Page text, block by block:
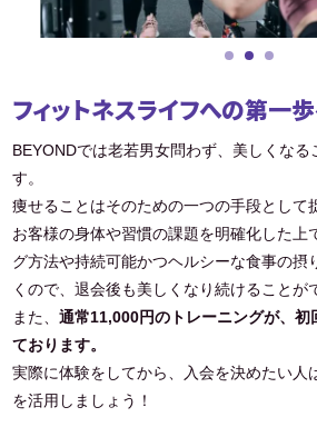
フィットネスライフへの第一歩
BEYONDでは老若男女問わず、美しくなる
す。
痩せることはそのための一つの手段として
お客様の身体や習慣の課題を明確化した上
グ方法や持続可能かつヘルシーな食事の摂
くので、退会後も美しくなり続けることが
また、通常11,000円のトレーニングが、初
ております。
実際に体験をしてから、入会を決めたい人
を活用しましょう！